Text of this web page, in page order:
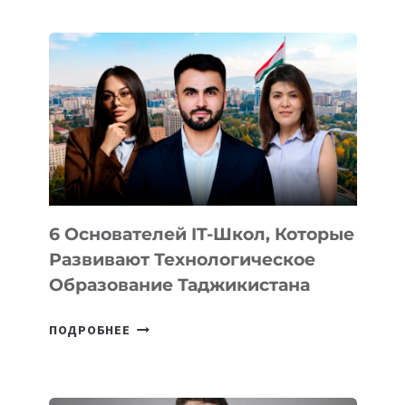
ВНЕШНЕГО
ВИДА
НОВОГО
УСТРОЙСТВА
ОТ
OPENAI
6 Основателей IT-Школ, Которые
Развивают Технологическое
Образование Таджикистана
ПОДРОБНЕЕ